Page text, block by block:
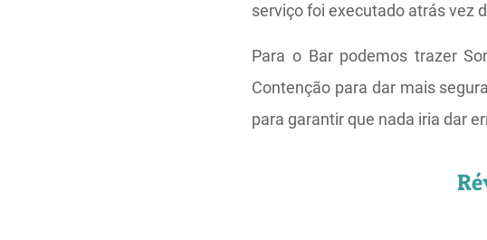
serviço foi executado atrás vez
Para o Bar podemos trazer
Contenção para dar mais
para garantir que nada iria dar